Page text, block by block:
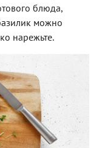
блюда,
можно
нарежьте.